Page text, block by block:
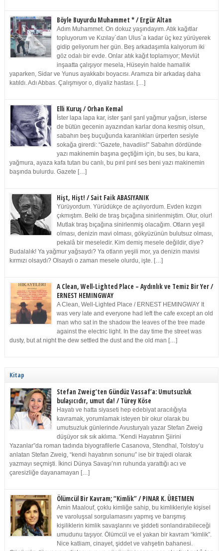
Böyle Buyurdu Muhammet * / Ergür Altan
Adım Muhammet. On dokuz yaşındayım. Atık kağıtlar
topluyorum ve Kızılay`dan Ulus`a kadar üç kez yürüyerek
gidip geliyorum her gün. Beş arkadaşımla kalıyorum iki
göz odalı bir evde. Onlar atık kağıt toplamıyor; Mevlüt
inşaatta çalışıyor mesela, Hüseyin halde hamallık
yaparken, Sidar ve Yunus ayakkabı boyacısı. Aramıza bir arkadaş daha
katıldı. Adı Abbas. Çalışmıyor o, diyaliz hastası. […]
Elli Kuruş / Orhan Kemal
İster lapa lapa kar, ister şarıl şarıl yağmur yağsın, isterse
de bütün gecenin ayazından karlar dona kesmiş olsun,
sabahın beş buçuğunda karanlıkları ürperten sesiyle
sokağa girerdi: “Gazete, havadiis!” Sabahın dördünde
yazı makinemin başına geçtiğim için, bu ses, bu kara,
yağmura, ayaza kafa tutan bu canlı, bu pırıl pırıl ses beni yazı makinemin
başında bulurdu. Gazete […]
Hişt, Hişt! / Sait Faik ABASIYANIK
Yürüyordum. Yürüdükçe de açılıyordum. Evden kızgın
çıkmıştım. Belki de tıraş bıçağına sinirlenmiştim. Olur, olur!
Mutlak tıraş bıçağına sinirlenmiş olacağım. Otların yeşil
olması, denizin mavi olması, gökyüzünün bulutsuz olması,
pekalâ bir meseledir. Kim demiş mesele değildir, diye?
Budalalık! Ya yağmur yağsaydı? Ya otların yeşili mor, ya denizin mavisi
kırmızı olsaydı? Olsaydı o zaman mesele olurdu, işte. […]
A Clean, Well-Lighted Place – Aydınlık ve Temiz Bir Yer /
ERNEST HEMINGWAY
A Clean, Well-Lighted Place / ERNEST HEMINGWAY It
was very late and everyone had left the cafe except an old
man who sat in the shadow the leaves of the tree made
against the electric light. In the day time the street was
dusty, but at night the dew settled the dust and the old man […]
Kitap
Stefan Zweig’ten Gündüz Vassaf’a: Umutsuzluk
bulaşıcıdır, umut da! / Türey Köse
Hayatı ve hatta siyaseti hep edebiyat aracılığıyla
kavramak, yorumlamak isteyen bir okur olarak bu
umutsuzluk günlerinde Avusturyalı yazar Stefan Zweig
düşüyor sık sık aklıma. “Kendi Hayatının Şiirini
Yazanlar”da roman tadında biyografilerle Casanova, Stendhal, Tolstoy’u
anlatan Stefan Zweig, “kendi hayatının sonunu” ise bir trajedi olarak
yazmayı seçmişti. İkinci Dünya Savaşı’nın ruhunda yarattığı acı ve
çaresizliğe dayanamayan […]
Ölümcül Bir Kavram; “Kimlik” / PINAR K. ÜRETMEN
Amin Maalouf, çoklu kimliğe sahip, bu kimlikleriyle kişisel
ve varoluşsal sorgulamasını yapmış ve barışmış
kişiliklerin kimlik savaşlarını ve şiddeti sonlandırabileceği
umudunu taşıyor. Ölümcül ve el yakan bir kavram “kimlik”.
Nice katliam, cinayet, şiddet ve vahşetin bahanesi.